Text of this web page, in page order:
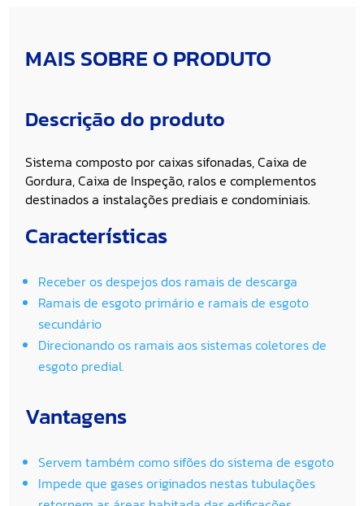
MAIS SOBRE O PRODUTO
Descrição do produto
Sistema composto por caixas sifonadas, Caixa de
Gordura, Caixa de Inspeção, ralos e complementos
destinados a instalações prediais e condominiais.
Características
Receber os despejos dos ramais de descarga
Ramais de esgoto primário e ramais de esgoto
secundário
Direcionando os ramais aos sistemas coletores de
esgoto predial.
Vantagens
Servem também como sifões do sistema de esgoto
Impede que gases originados nestas tubulações